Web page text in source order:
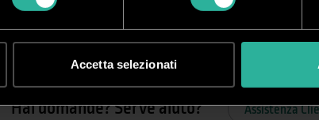
Accetta selezionati
Hai domande? Serve aiuto? Assistenza